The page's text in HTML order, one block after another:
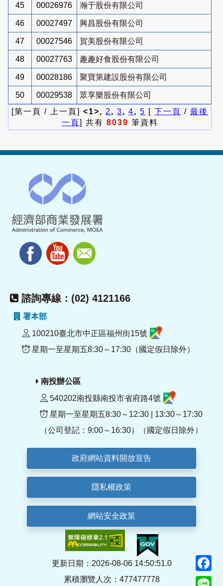
45 00026976 瀚于股份有限公司
46 00027497 興昌股份有限公司
47 00027546 賀美股份有限公司
48 00027763 趣趣好食股份有限公司
49 00028186 聚寶第建設股份有限公司
50 00029538
眾享樂股份有限公司
[第一頁 / 上一頁] <1>, 2 , 3, 4, 5 [ 下一頁 / 最後
一頁] 共有 8039 筆資料
諮詢專線：(02) 4121166
署本部
100210臺北市中正區福州街15號
星期一至星期五8:30～17:30（國定假日除外）
南投辦公區
540202南投縣南投市省府路4號
星期一至星期五8:30～12:30 | 13:30～17:30
（公司登記：9:00～16:30）（國定假日除外）
政府網站資料開放宣告
隱私權政策
網站安全政策
更新日期：2026-08-06 14:50:51.0
累積瀏覽人次：477477778